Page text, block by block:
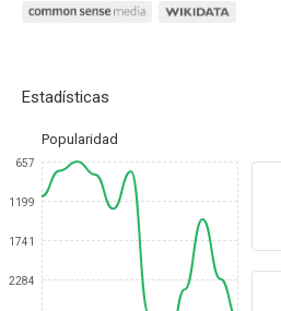
Estadísticas
Popularidad
657
1199
1741
2284